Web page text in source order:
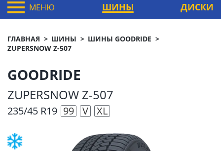
МЕНЮ ШИНЫ ДИСКИ
ГЛАВНАЯ ШИНЫ
ШИНЫ GOODRIDE
ZUPERSNOW Z-507
GOODRIDE
ZUPERSNOW Z-507
235/45 R19 99 V XL